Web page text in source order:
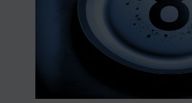
INVESTOREN